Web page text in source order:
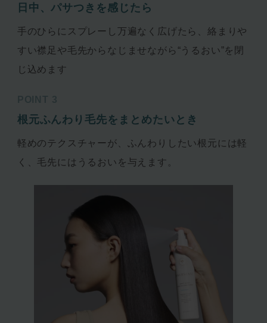
日中、パサつきを感じたら
手のひらにスプレーし万遍なく広げたら、絡まりや
すい襟足や毛先からなじませながら“うるおい”を閉
じ込めます
根元ふんわり毛先をまとめたいとき
軽めのテクスチャーが、ふんわりしたい根元には軽
く、毛先にはうるおいを与えます。